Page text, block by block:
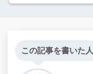
この記事を書いた人